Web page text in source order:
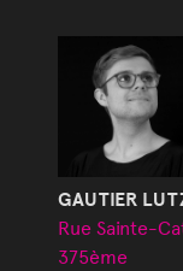
GAUTIER
Rue Sainte-
375ème